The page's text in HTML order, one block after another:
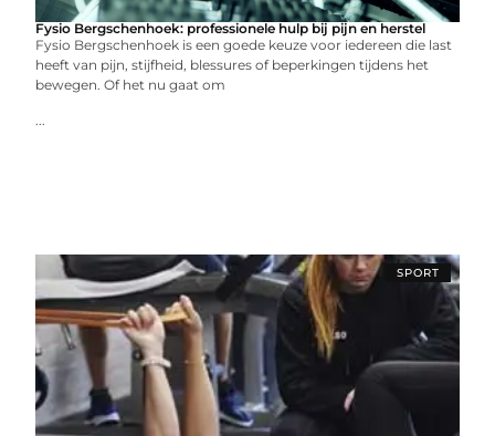
Fysio Bergschenhoek: professionele hulp bij pijn en herstel
Fysio Bergschenhoek is een goede keuze voor iedereen die last
heeft van pijn, stijfheid, blessures of beperkingen tijdens het
bewegen. Of het nu gaat om
...
SPORT